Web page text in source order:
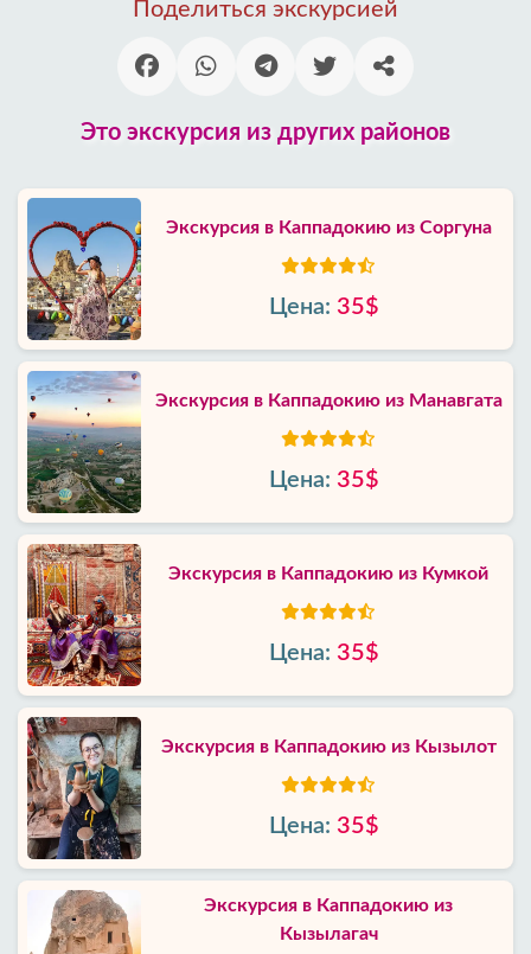
Поделиться экскурсией
Это экскурсия из других районов
Экскурсия в Каппадокию из Соргуна
Цена: 35$
Экскурсия в Каппадокию из Манавгата
Цена: 35$
Экскурсия в Каппадокию из Кумкой
Цена: 35$
Экскурсия в Каппадокию из Кызылот
Цена: 35$
Экскурсия в Каппадокию из
Кызылагач